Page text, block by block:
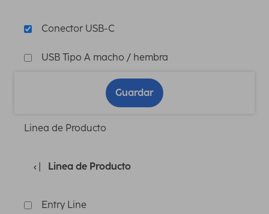
Conector USB-C
USB Tipo A macho / hembra
Guardar
Linea de Producto
Linea de Producto
Entry Line